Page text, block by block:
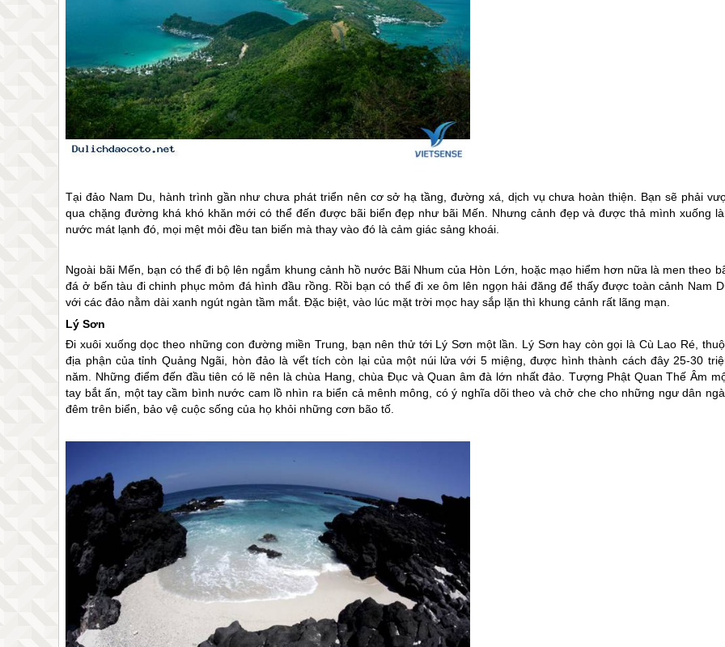
Tại đảo Nam Du, hành trình gần như chưa phát triển nên cơ sở hạ tầng, đường xá, dịch vụ chưa hoàn thiện. Bạn sẽ phải
qua chặng đường khá khó khăn mới có thể đến được bãi biển đẹp như bãi Mến. Nhưng cảnh đẹp và được thả mình xuống
nước mát lạnh đó, mọi mệt mỏi đều tan biến mà thay vào đó là cảm giác sảng khoái.
Ngoài bãi Mến, bạn có thể đi bộ lên ngắm khung cảnh hồ nước Bãi Nhum của Hòn Lớn, hoặc mạo hiểm hơn nữa là men theo
đá ở bến tàu đi chinh phục mỏm đá hình đầu rồng. Rồi bạn có thể đi xe ôm lên ngọn hải đăng để thấy được toàn cảnh Nam
với các đảo nằm dài xanh ngút ngàn tầm mắt. Đặc biệt, vào lúc mặt trời mọc hay sắp lặn thì khung cảnh rất lãng mạn.
Lý Sơn
Đi xuôi xuống dọc theo những con đường miền Trung, bạn nên thử tới Lý Sơn một lần. Lý Sơn hay còn gọi là Cù Lao Ré,
địa phận của tỉnh Quảng Ngãi, hòn đảo là vết tích còn lại của một núi lửa với 5 miệng, được hình thành cách đây 25-30
năm. Những điểm đến đầu tiên có lẽ nên là chùa Hang, chùa Đục và Quan âm đà lớn nhất đảo. Tượng Phật Quan Thế Âm
tay bắt ấn, một tay cầm bình nước cam lồ nhìn ra biển cả mênh mông, có ý nghĩa dõi theo và chở che cho những ngư dân
đêm trên biển, bảo vệ cuộc sống của họ khỏi những cơn bão tố.